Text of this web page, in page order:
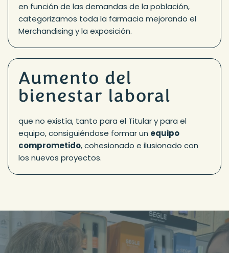
en función de las demandas de la población,
categorizamos toda la farmacia mejorando el
Merchandising y la exposición.
Aumento del
bienestar laboral
que no existía, tanto para el Titular y para el
equipo, consiguiéndose formar un equipo
comprometido, cohesionado e ilusionado con
los nuevos proyectos.